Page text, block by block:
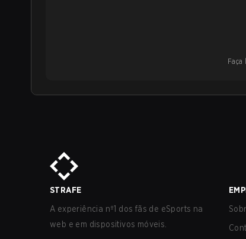
Faça
STRAFE
A experiência nº1 dos fãs de eSports na
web e em dispositivos móveis.